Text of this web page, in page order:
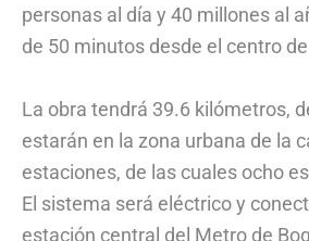
personas al día y 40 millones al
de 50 minutos desde el centro
La obra tendrá 39.6 kilómetros,
estarán en la zona urbana de la
estaciones, de las cuales ocho
El sistema será eléctrico y
estación central del Metro de